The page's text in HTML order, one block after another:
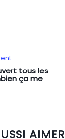
tous les
ça me
AIMER